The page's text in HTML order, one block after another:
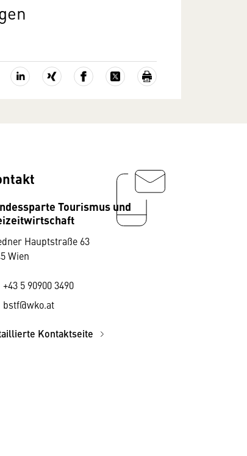
Tourismus und
Hauptstraße 63
Wien
+43 5 90900 3490
bstf@wko.at
Kontaktseite